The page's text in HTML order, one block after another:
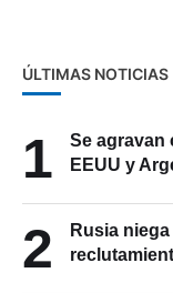
ÚLTIMAS NOTICIAS
1
Se agravan
EEUU y
2
Rusia